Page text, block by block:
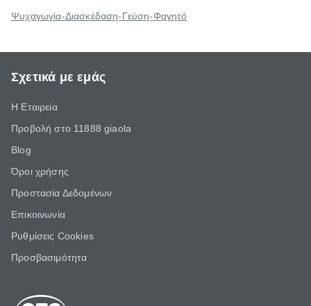
Ψυχαγωγία-Διασκέδαση-Γεύση-Φαγητό
Σχετικά με εμάς
Η Εταιρεία
Προβολή στο 11888 giaola
Blog
Όροι χρήσης
Προστασία Δεδομένων
Επικοινωνία
Ρυθμίσεις Cookies
Προσβασιμότητα